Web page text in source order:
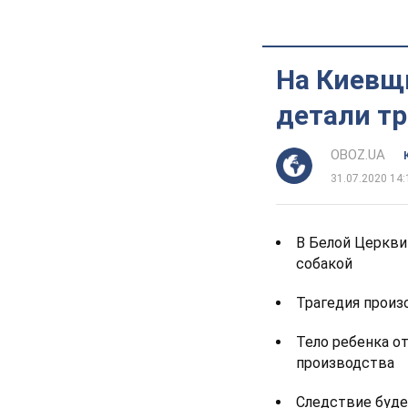
На
детали
OBOZ.UA
31.07.2020
В Белой Церкви
собакой
Трагедия
Тело ребенка
производства
Следствие